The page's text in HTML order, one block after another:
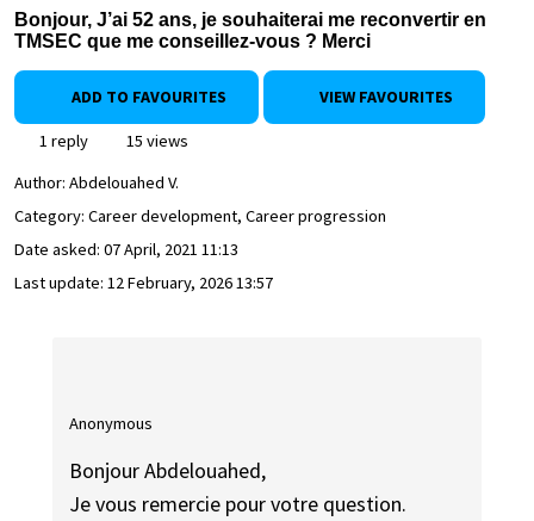
Bonjour, J’ai 52 ans, je souhaiterai me reconvertir en
TMSEC que me conseillez-vous ? Merci
ADD TO FAVOURITES VIEW FAVOURITES
1 reply
15 views
Author: Abdelouahed V.
Category: Career development, Career progression
Date asked: 07 April, 2021 11:13
Last update: 12 February, 2026 13:57
Anonymous
Bonjour Abdelouahed,
Je vous remercie pour votre question.